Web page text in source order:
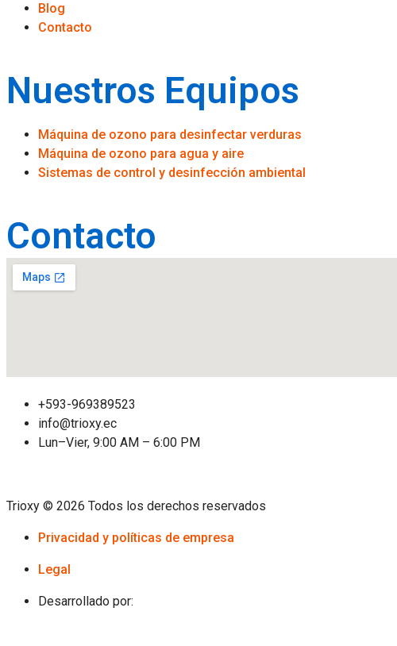
Blog
Contacto
Nuestros Equipos
Máquina de ozono para desinfectar verduras
Máquina de ozono para agua y aire
Sistemas de control y desinfección ambiental
Contacto
+593-969389523
info@trioxy.ec
Lun–Vier, 9:00 AM – 6:00 PM
Trioxy © 2026 Todos los derechos reservados
Privacidad y políticas de empresa
Legal
Desarrollado por: